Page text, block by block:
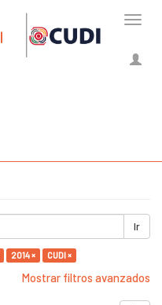
Ir
2014 × CUDI ×
Mostrar filtros avanzados